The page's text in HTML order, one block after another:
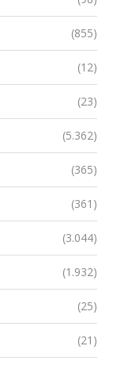
(855)
(12)
(23)
(5.362)
(365)
(361)
(3.044)
(1.932)
(25)
(21)